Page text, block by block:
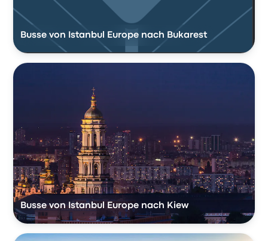
Busse von Istanbul Europe nach Bukarest
Busse von Istanbul Europe nach Kiew